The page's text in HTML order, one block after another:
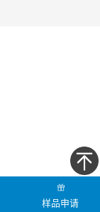
样品申请